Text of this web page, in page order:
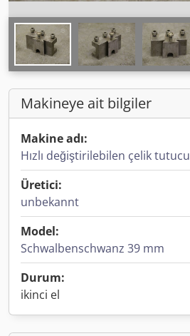
Makineye ait bilgiler
Makine adı:
Hızlı değiştirilebilen çelik tutucu
Üretici:
unbekannt
Model:
Schwalbenschwanz 39 mm
Durum:
ikinci el